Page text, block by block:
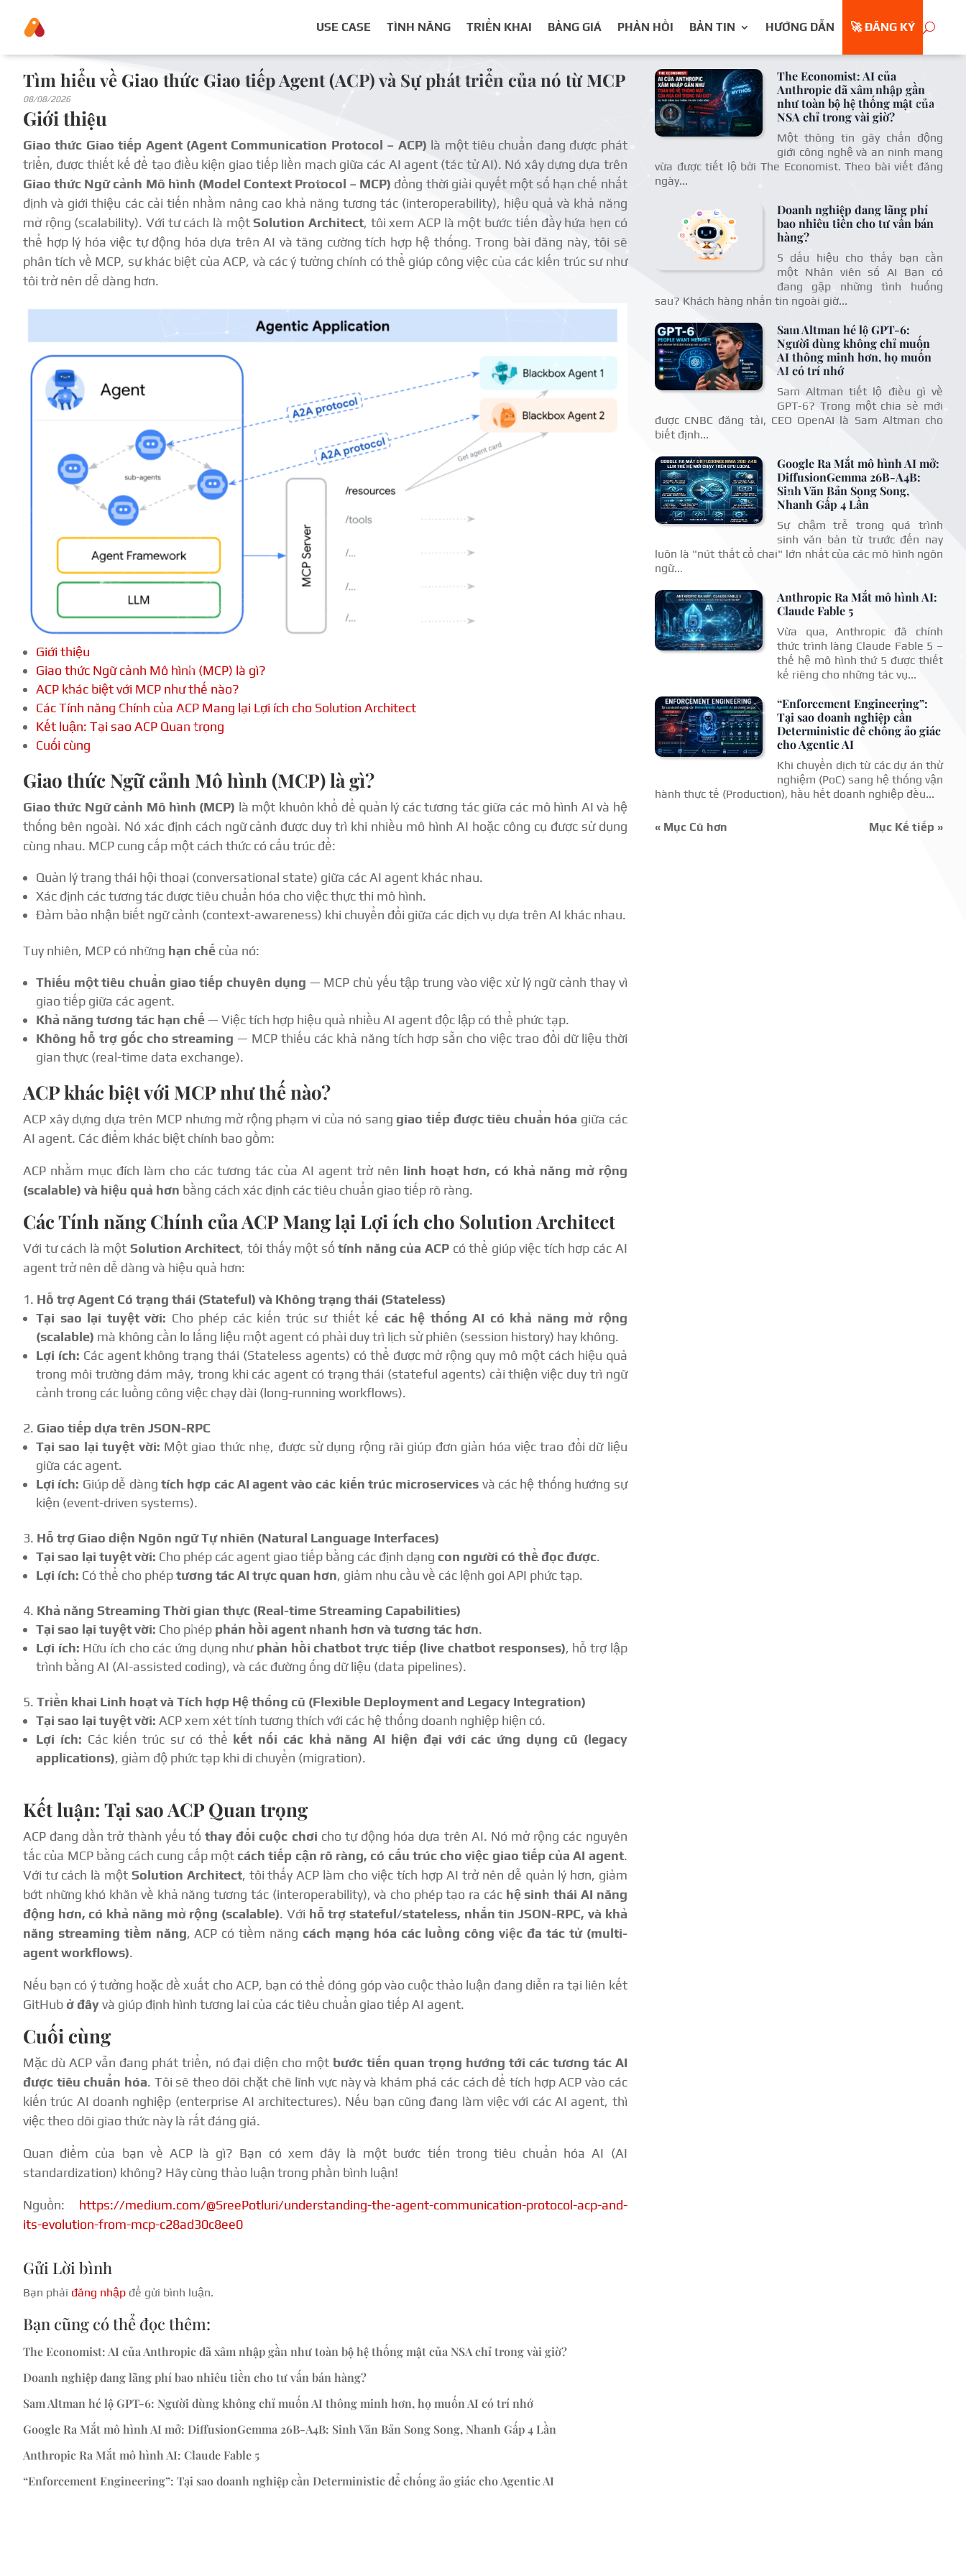
USE CASE TÌNH NĂNG TRIỂN KHAI BẢNG GIÁ PHẢN HỒI BẢN TIN HƯỚNG DẪN 🚀 ĐĂNG KÝ
Tìm hiểu về Giao thức Giao tiếp Agent (ACP) và Sự phát triển của nó từ MCP
08/08/2026
Giới thiệu
Giao thức Giao tiếp Agent (Agent Communication Protocol – ACP) là một tiêu chuẩn đang được phát
triển, được thiết kế để tạo điều kiện giao tiếp liền mạch giữa các AI agent (tác tử AI). Nó xây dựng dựa trên
Giao thức Ngữ cảnh Mô hình (Model Context Protocol – MCP) đồng thời giải quyết một số hạn chế nhất
định và giới thiệu các cải tiến nhằm nâng cao khả năng tương tác (interoperability), hiệu quả và khả năng
mở rộng (scalability). Với tư cách là mộtSolution Architect, tôi xem ACP là một bước tiến đầy hứa hẹn có
thể hợp lý hóa việc tự động hóa dựa trên AI và tăng cường tích hợp hệ thống. Trong bài đăng này, tôi sẽ
phân tích về MCP, sự khác biệt của ACP, và các ý tưởng chính có thể giúp công việc của các kiến trúc sư như
tôi trở nên dễ dàng hơn.
Giới thiệu
Giao thức Ngữ cảnh Mô hình (MCP) là gì?
ACP khác biệt với MCP như thế nào?
Các Tính năng Chính của ACP Mang lại Lợi ích cho Solution Architect
Kết luận: Tại sao ACP Quan trọng
Cuối cùng
Giao thức Ngữ cảnh Mô hình (MCP) là gì?
Giao thức Ngữ cảnh Mô hình (MCP) là một khuôn khổ để quản lý các tương tác giữa các mô hình AI và hệ
thống bên ngoài. Nó xác định cách ngữ cảnh được duy trì khi nhiều mô hình AI hoặc công cụ được sử dụng
cùng nhau. MCP cung cấp một cách thức có cấu trúc để:
Quản lý trạng thái hội thoại (conversational state) giữa các AI agent khác nhau.
Xác định các tương tác được tiêu chuẩn hóa cho việc thực thi mô hình.
Đảm bảo nhận biết ngữ cảnh (context-awareness) khi chuyển đổi giữa các dịch vụ dựa trên AI khác nhau.
Tuy nhiên, MCP có những hạn chế của nó:
Thiếu một tiêu chuẩn giao tiếp chuyên dụng — MCP chủ yếu tập trung vào việc xử lý ngữ cảnh thay vì
giao tiếp giữa các agent.
Khả năng tương tác hạn chế— Việc tích hợp hiệu quả nhiều AI agent độc lập có thể phức tạp.
Không hỗ trợ gốc cho streaming — MCP thiếu các khả năng tích hợp sẵn cho việc trao đổi dữ liệu thời
gian thực (real-time data exchange).
ACP khác biệt với MCP như thế nào?
ACP xây dựng dựa trên MCP nhưng mở rộng phạm vi của nó sang giao tiếp được tiêu chuẩn hóa giữa các
AI agent. Các điểm khác biệt chính bao gồm:
ACP nhằm mục đích làm cho các tương tác của AI agent trở nên linh hoạt hơn, có khả năng mở rộng
(scalable) và hiệu quả hơn bằng cách xác định các tiêu chuẩn giao tiếp rõ ràng.
Các Tính năng Chính của ACP Mang lại Lợi ích cho Solution Architect
Với tư cách là một Solution Architect, tôi thấy một sốtính năng của ACP có thể giúp việc tích hợp các AI
agent trở nên dễ dàng và hiệu quả hơn:
Hỗ trợ Agent Có trạng thái (Stateful) và Không trạng thái (Stateless)
Tại sao lại tuyệt vời: Cho phép các kiến trúc sư thiết kế các hệ thống AI có khả năng mở rộng
(scalable) mà không cần lo lắng liệu một agent có phải duy trì lịch sử phiên (session history) hay không.
Lợi ích: Các agent không trạng thái (Stateless agents) có thể được mở rộng quy mô một cách hiệu quả
trong môi trường đám mây, trong khi các agent có trạng thái (stateful agents) cải thiện việc duy trì ngữ
cảnh trong các luồng công việc chạy dài (long-running workflows).
Giao tiếp dựa trên JSON-RPC
Tại sao lại tuyệt vời: Một giao thức nhẹ, được sử dụng rộng rãi giúp đơn giản hóa việc trao đổi dữ liệu
giữa các agent.
Lợi ích: Giúp dễ dàng tích hợp các AI agent vào các kiến trúc microservices và các hệ thống hướng sự
kiện (event-driven systems).
Hỗ trợ Giao diện Ngôn ngữ Tự nhiên (Natural Language Interfaces)
Tại sao lại tuyệt vời: Cho phép các agent giao tiếp bằng các định dạng con người có thể đọc được.
Lợi ích: Có thể cho phéptương tác AI trực quan hơn, giảm nhu cầu về các lệnh gọi API phức tạp.
Khả năng Streaming Thời gian thực (Real-time Streaming Capabilities)
Tại sao lại tuyệt vời: Cho phép phản hồi agent nhanh hơn và tương tác hơn.
Lợi ích: Hữu ích cho các ứng dụng như phản hồi chatbot trực tiếp (live chatbot responses), hỗ trợ lập
trình bằng AI (AI-assisted coding), và các đường ống dữ liệu (data pipelines).
Triển khai Linh hoạt và Tích hợp Hệ thống cũ (Flexible Deployment and Legacy Integration)
Tại sao lại tuyệt vời: ACP xem xét tính tương thích với các hệ thống doanh nghiệp hiện có.
Lợi ích: Các kiến trúc sư có thể kết nối các khả năng AI hiện đại với các ứng dụng cũ (legacy
applications), giảm độ phức tạp khi di chuyển (migration).
Kết luận: Tại sao ACP Quan trọng
ACP đang dần trở thành yếu tốthay đổi cuộc chơi cho tự động hóa dựa trên AI. Nó mở rộng các nguyên
tắc của MCP bằng cách cung cấp một cách tiếp cận rõ ràng, có cấu trúc cho việc giao tiếp của AI agent.
Với tư cách là một Solution Architect, tôi thấy ACP làm cho việc tích hợp AI trở nên dễ quản lý hơn, giảm
bớt những khó khăn về khả năng tương tác (interoperability), và cho phép tạo ra các hệ sinh thái AI năng
động hơn, có khả năng mở rộng (scalable). Với hỗ trợ stateful/stateless, nhắn tin JSON-RPC, và khả
năng streaming tiềm năng, ACP có tiềm năng cách mạng hóa các luồng công việc đa tác tử (multi-
agent workflows).
Nếu bạn có ý tưởng hoặc đề xuất cho ACP, bạn có thể đóng góp vào cuộc thảo luận đang diễn ra tại liên kết
GitHub ở đâyvà giúp định hình tương lai của các tiêu chuẩn giao tiếp AI agent.
Cuối cùng
Mặc dù ACP vẫn đang phát triển, nó đại diện cho một bước tiến quan trọng hướng tới các tương tác AI
được tiêu chuẩn hóa. Tôi sẽ theo dõi chặt chẽ lĩnh vực này và khám phá các cách để tích hợp ACP vào các
kiến trúc AI doanh nghiệp (enterprise AI architectures). Nếu bạn cũng đang làm việc với các AI agent, thì
việc theo dõi giao thức này là rất đáng giá.
Quan điểm của bạn về ACP là gì? Bạn có xem đây là một bước tiến trong tiêu chuẩn hóa AI (AI
standardization) không? Hãy cùng thảo luận trong phần bình luận!
Nguồn: https://medium.com/@SreePotluri/understanding-the-agent-communication-protocol-acp-and-
its-evolution-from-mcp-c28ad30c8ee0
Gửi Lời bình
Bạn phải đăng nhập để gửi bình luận.
Bạn cũng có thể đọc thêm:
The Economist: AI của Anthropic đã xâm nhập gần như toàn bộ hệ thống mật của NSA chỉ trong vài giờ?
Doanh nghiệp đang lãng phí bao nhiêu tiền cho tư vấn bán hàng?
Sam Altman hé lộ GPT-6: Người dùng không chỉ muốn AI thông minh hơn, họ muốn AI có trí nhớ
Google Ra Mắt mô hình AI mở: DiffusionGemma 26B-A4B: Sinh Văn Bản Song Song, Nhanh Gấp 4 Lần
Anthropic Ra Mắt mô hình AI: Claude Fable 5
“Enforcement Engineering”: Tại sao doanh nghiệp cần Deterministic để chống ảo giác cho Agentic AI
The Economist: AI của
Anthropic đã xâm nhập gần
như toàn bộ hệ thống mật của
NSA chỉ trong vài giờ?
Một thông tin gây chấn động
giới công nghệ và an ninh mạng
vừa được tiết lộ bởi The Economist. Theo bài viết đăng
ngày...
Doanh nghiệp đang lãng phí
bao nhiêu tiền cho tư vấn bán
hàng?
5 dấu hiệu cho thấy bạn cần
một Nhân viên số AI Bạn có
đang gặp những tình huống
sau? Khách hàng nhắn tin ngoài giờ...
Sam Altman hé lộ GPT-6:
Người dùng không chỉ muốn
AI thông minh hơn, họ muốn
AI có trí nhớ
Sam Altman tiết lộ điều gì về
GPT-6? Trong một chia sẻ mới
được CNBC đăng tải, CEO OpenAI là Sam Altman cho
biết định...
Google Ra Mắt mô hình AI mở:
DiffusionGemma 26B-A4B:
Sinh Văn Bản Song Song,
Nhanh Gấp 4 Lần
Sự chậm trễ trong quá trình
sinh văn bản từ trước đến nay
luôn là "nút thắt cổ chai" lớn nhất của các mô hình ngôn
ngữ...
Anthropic Ra Mắt mô hình AI:
Claude Fable 5
Vừa qua, Anthropic đã chính
thức trình làng Claude Fable 5 –
thế hệ mô hình thứ 5 được thiết
kế riêng cho những tác vụ...
“Enforcement Engineering”:
Tại sao doanh nghiệp cần
Deterministic để chống ảo giác
cho Agentic AI
Khi chuyển dịch từ các dự án thử
nghiệm (PoC) sang hệ thống vận
hành thực tế (Production), hầu hết doanh nghiệp đều...
« Mục Cũ hơn Mục Kế tiếp »